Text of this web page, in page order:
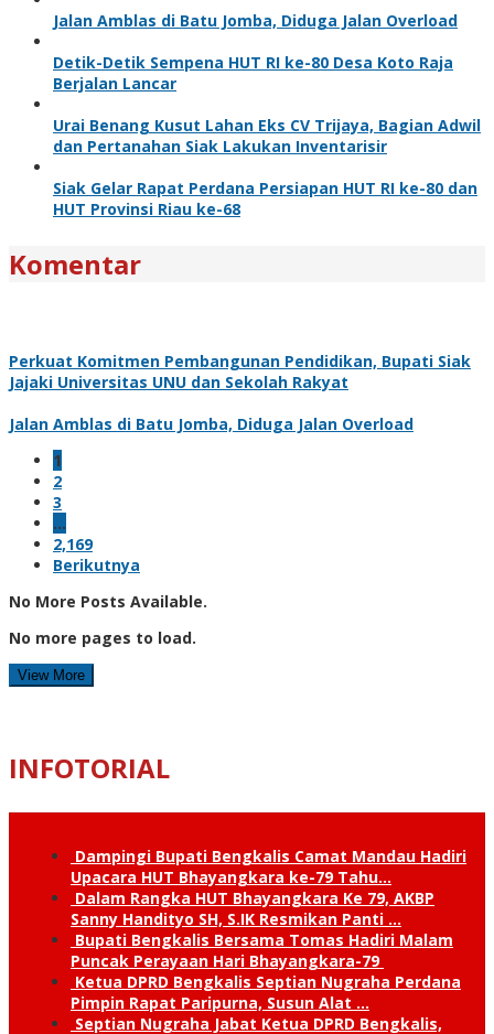
Jalan Amblas di Batu Jomba, Diduga Jalan Overload
Detik-Detik Sempena HUT RI ke-80 Desa Koto Raja
Berjalan Lancar
Urai Benang Kusut Lahan Eks CV Trijaya, Bagian Adwil
dan Pertanahan Siak Lakukan Inventarisir
Siak Gelar Rapat Perdana Persiapan HUT RI ke-80 dan
HUT Provinsi Riau ke-68
Komentar
Perkuat Komitmen Pembangunan Pendidikan, Bupati Siak
Jajaki Universitas UNU dan Sekolah Rakyat
Jalan Amblas di Batu Jomba, Diduga Jalan Overload
1
2
3
…
2,169
Berikutnya
No More Posts Available.
No more pages to load.
View More
INFOTORIAL
Dampingi Bupati Bengkalis Camat Mandau Hadiri
Upacara HUT Bhayangkara ke-79 Tahu…
Dalam Rangka HUT Bhayangkara Ke 79, AKBP
Sanny Handityo SH, S.IK Resmikan Panti …
Bupati Bengkalis Bersama Tomas Hadiri Malam
Puncak Perayaan Hari Bhayangkara-79
Ketua DPRD Bengkalis Septian Nugraha Perdana
Pimpin Rapat Paripurna, Susun Alat …
Septian Nugraha Jabat Ketua DPRD Bengkalis,